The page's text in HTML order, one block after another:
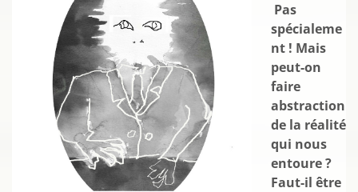
Pas
spécialeme
nt ! Mais
peut-on
faire
abstraction
de la réalité
qui nous
entoure ?
Faut-il être